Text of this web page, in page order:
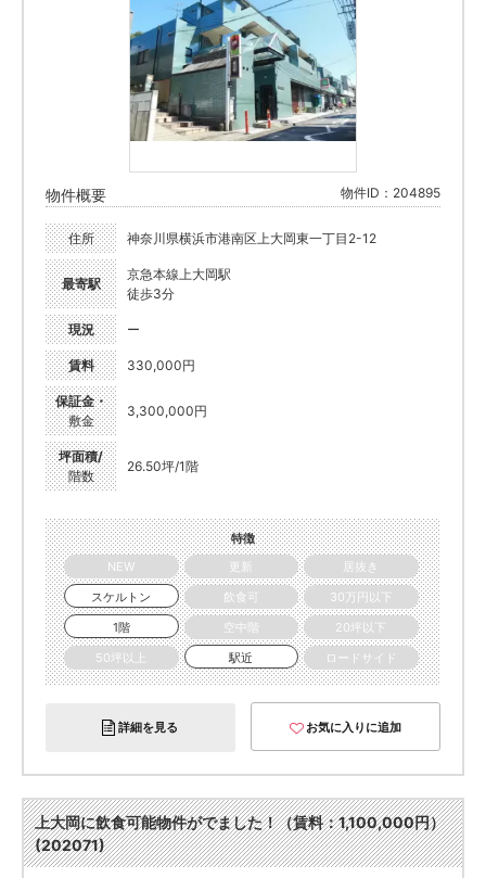
物件概要 物件ID：204895
住所 神奈川県横浜市港南区上大岡東一丁目2-12
最寄駅
京急本線上大岡駅
徒歩3分
現況 ー
賃料 330,000円
保証金・
敷金
3,300,000円
坪面積/
階数
26.50坪/1階
特徴
NEW
更新
居抜き
スケルトン
飲食可
30万円以下
1階
空中階
20坪以下
50坪以上
駅近 ロードサイド
詳細を見る お気に入りに追加
上大岡に飲食可能物件がでました！（賃料：1,100,000円）
(202071)